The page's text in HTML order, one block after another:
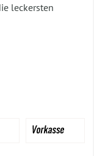
leckersten